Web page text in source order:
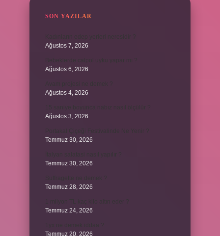
SON YAZILAR
Ağustos 7, 2026
Ağustos 6, 2026
Ağustos 4, 2026
Ağustos 3, 2026
Temmuz 30, 2026
Temmuz 30, 2026
Temmuz 28, 2026
Temmuz 24, 2026
Temmuz 20, 2026